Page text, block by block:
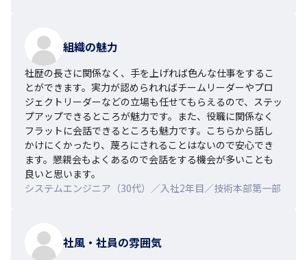
組織の魅力
社歴の長さに関係なく、手を上げれば色んな仕事をするこ
とができます。実力が認められればチームリーダーやプロ
ジェクトリーダーなどの立場も任せてもらえるので、ステッ
プアップできるところが魅力です。また、役職に関係なく
フラットに会話できるところも魅力です。こちらから話し
かけにくかったり、蔑ろにされることはないので安心でき
ます。懇親会もよくあるので会話をする機会が多いことも
良いと思います。
システムエンジニア（30代）／入社2年目／技術本部第一部
社風・社員の雰囲気